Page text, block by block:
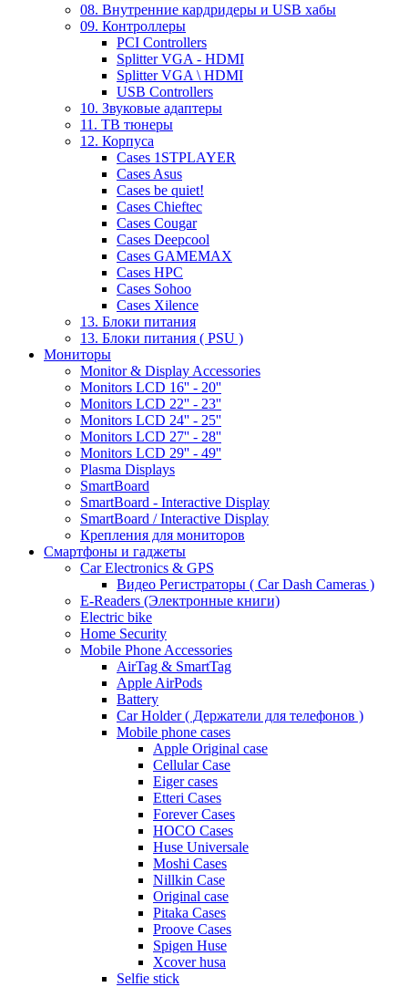
08. Внутренние кардридеры и USB хабы
09. Контроллеры
PCI Controllers
Splitter VGA - HDMI
Splitter VGA \ HDMI
USB Controllers
10. Звуковые адаптеры
11. ТВ тюнеры
12. Корпуса
Cases 1STPLAYER
Cases Asus
Cases be quiet!
Cases Chieftec
Cases Cougar
Cases Deepcool
Cases GAMEMAX
Cases HPC
Cases Sohoo
Cases Xilence
13. Блоки питания
13. Блоки питания ( PSU )
Мониторы
Monitor & Display Accessories
Monitors LCD 16'' - 20''
Monitors LCD 22'' - 23''
Monitors LCD 24'' - 25''
Monitors LCD 27'' - 28''
Monitors LCD 29'' - 49''
Plasma Displays
SmartBoard
SmartBoard - Interactive Display
SmartBoard / Interactive Display
Крепления для мониторов
Смартфоны и гаджеты
Car Electronics & GPS
Видео Регистраторы ( Car Dash Cameras )
E-Readers (Электронные книги)
Electric bike
Home Security
Mobile Phone Accessories
AirTag & SmartTag
Apple AirPods
Battery
Car Holder ( Держатели для телефонов )
Mobile phone cases
Apple Original case
Cellular Case
Eiger cases
Etteri Cases
Forever Cases
HOCO Cases
Huse Universale
Moshi Cases
Nillkin Case
Original case
Pitaka Cases
Proove Cases
Spigen Huse
Xcover husa
Selfie stick